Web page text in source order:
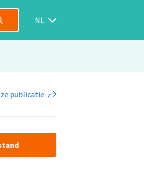
NL
publicatie